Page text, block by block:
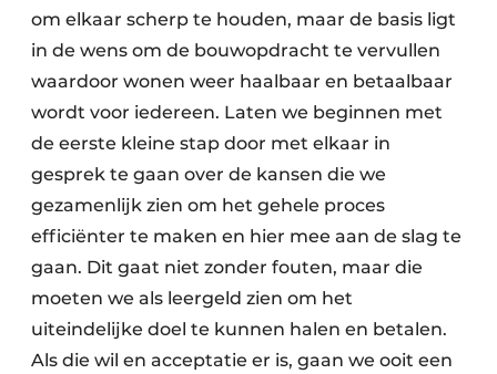
om elkaar scherp te houden, maar de basis ligt
in de wens om de bouwopdracht te vervullen
waardoor wonen weer haalbaar en betaalbaar
wordt voor iedereen. Laten we beginnen met
de eerste kleine stap door met elkaar in
gesprek te gaan over de kansen die we
gezamenlijk zien om het gehele proces
efficiënter te maken en hier mee aan de slag te
gaan. Dit gaat niet zonder fouten, maar die
moeten we als leergeld zien om het
uiteindelijke doel te kunnen halen en betalen.
Als die wil en acceptatie er is, gaan we ooit een